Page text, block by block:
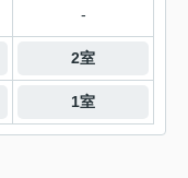
-
2室
1室